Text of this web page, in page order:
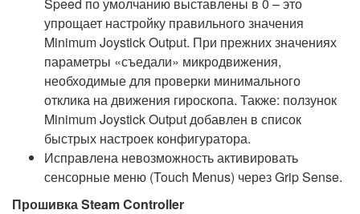
упрощает настройку правильного значения
Minimum Joystick Output. При прежних значениях
параметры «съедали» микродвижения,
необходимые для проверки минимального
отклика на движения гироскопа. Также: ползунок
Minimum Joystick Output добавлен в список
быстрых настроек конфигуратора.
Исправлена невозможность активировать
сенсорные меню (Touch Menus) через Grip Sense.
Прошивка Steam Controller